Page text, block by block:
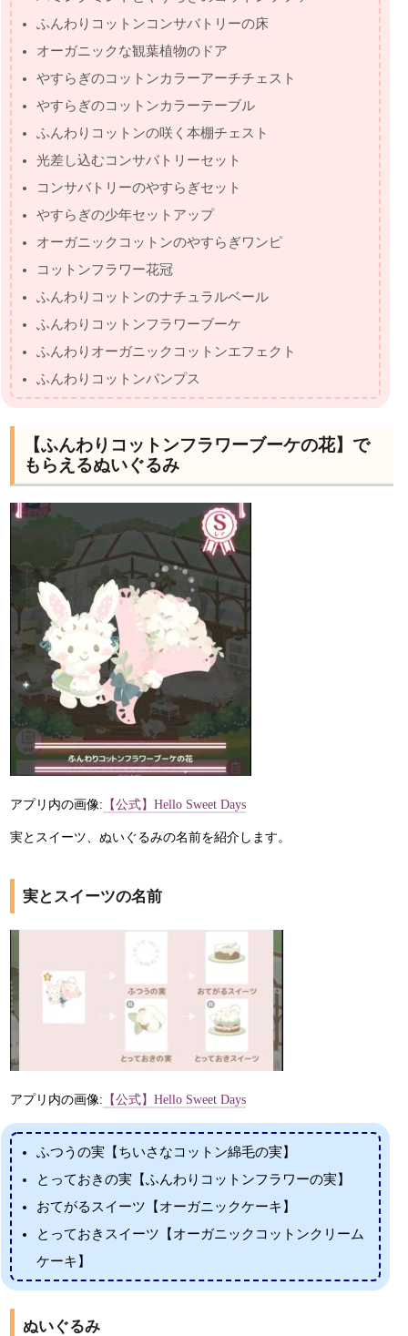
ふんわりコットンコンサバトリーの床
オーガニックな観葉植物のドア
やすらぎのコットンカラーアーチチェスト
やすらぎのコットンカラーテーブル
ふんわりコットンの咲く本棚チェスト
光差し込むコンサバトリーセット
コンサバトリーのやすらぎセット
やすらぎの少年セットアップ
オーガニックコットンのやすらぎワンピ
コットンフラワー花冠
ふんわりコットンのナチュラルベール
ふんわりコットンフラワーブーケ
ふんわりオーガニックコットンエフェクト
ふんわりコットンパンプス
【ふんわりコットンフラワーブーケの花】で
もらえるぬいぐるみ
アプリ内の画像: 【公式】Hello Sweet Days
実とスイーツ、ぬいぐるみの名前を紹介します。
実とスイーツの名前
アプリ内の画像: 【公式】Hello Sweet Days
ふつうの実【ちいさなコットン綿毛の実】
とっておきの実【ふんわりコットンフラワーの実】
おてがるスイーツ【オーガニックケーキ】
とっておきスイーツ【オーガニックコットンクリーム
ケーキ】
ぬいぐるみ